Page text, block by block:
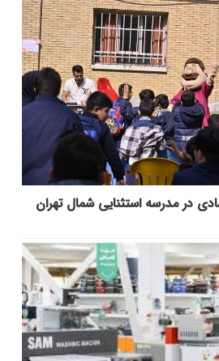
در مدرسه استثنایی شمال تهران